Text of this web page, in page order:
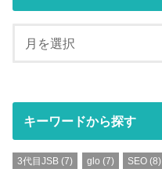
キーワードから探す
3代目JSB (7) glo (7) SEO(8)